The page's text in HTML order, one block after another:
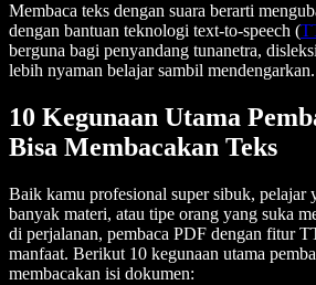
Membaca teks dengan suara berarti
dengan bantuan teknologi text-to-speech (
berguna bagi penyandang tunanetra,
lebih nyaman belajar sambil mendengarkan.
10 Kegunaan Utama
Bisa Membacakan Teks
Baik kamu profesional super sibuk, pelajar
banyak materi, atau tipe orang yang suka
di perjalanan, pembaca PDF dengan fitur
manfaat. Berikut 10 kegunaan utama
membacakan isi dokumen: